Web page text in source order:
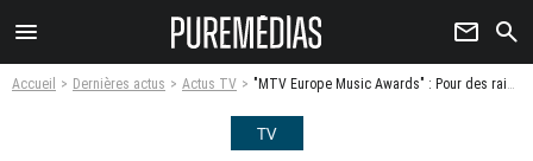
menu newsletter search
Accueil Dernières actus Actus TV "MTV Europe Music Awards" : Pour des raisons de sécurité, MTV annule en urgence la cérémonie qui devait se tenir le 5 novembre à Paris
TV